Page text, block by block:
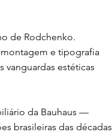
de Rodchenko.
e tipografia
estéticas
da Bauhaus —
brasileiras das décadas